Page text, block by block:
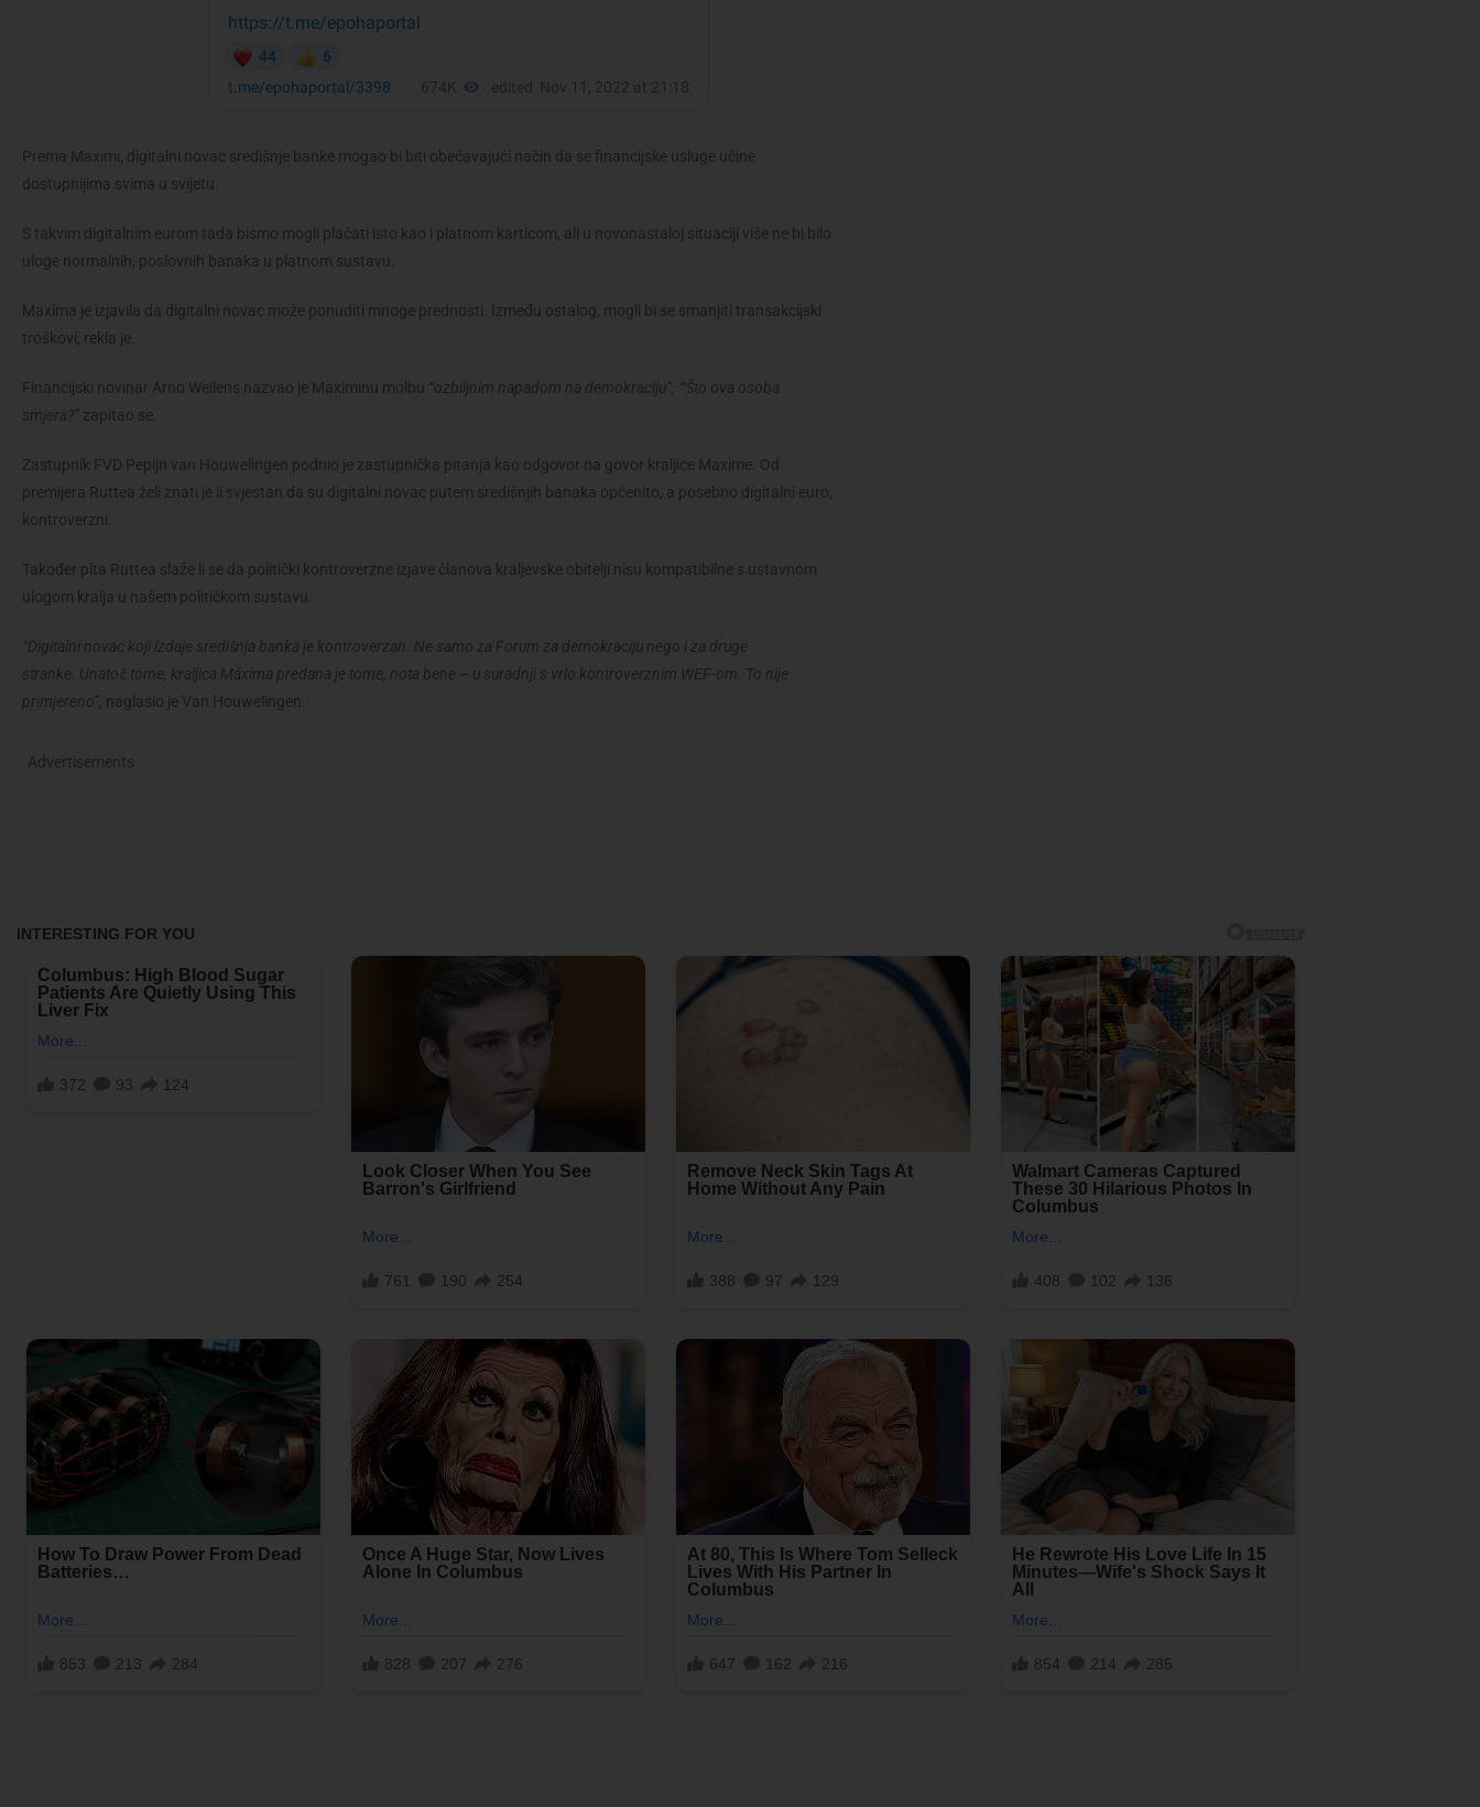
Prema Maximi, digitalni novac središnje banke mogao bi biti obećavajući način da se financijske usluge učine
dostupnijima svima u svijetu.
S takvim digitalnim eurom tada bismo mogli plaćati isto kao i platnom karticom, ali u novonastaloj situaciji više ne bi bilo
uloge normalnih, poslovnih banaka u platnom sustavu.
Maxima je izjavila da digitalni novac može ponuditi mnoge prednosti. Između ostalog, mogli bi se smanjiti transakcijski
troškovi, rekla je.
Financijski novinar Arno Wellens nazvao je Maximinu molbu “ozbiljnim napadom na demokraciju”. “Što ova osoba
smjera?” zapitao se.
Zastupnik FVD Pepijn van Houwelingen podnio je zastupnička pitanja kao odgovor na govor kraljice Maxime. Od
premijera Ruttea želi znati je li svjestan da su digitalni novac putem središnjih banaka općenito, a posebno digitalni euro,
kontroverzni.
Također pita Ruttea slaže li se da politički kontroverzne izjave članova kraljevske obitelji nisu kompatibilne s ustavnom
ulogom kralja u našem političkom sustavu.
“Digitalni novac koji izdaje središnja banka je kontroverzan. Ne samo za Forum za demokraciju nego i za druge
stranke. Unatoč tome, kraljica Máxima predana je tome, nota bene – u suradnji s vrlo kontroverznim WEF-om. To nije
primjereno”, naglasio je Van Houwelingen.
Advertisements